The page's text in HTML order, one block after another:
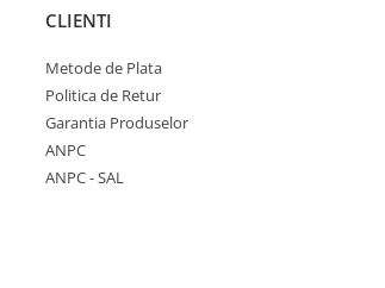
CLIENTI
Metode de Plata
Politica de Retur
Garantia Produselor
ANPC
ANPC - SAL